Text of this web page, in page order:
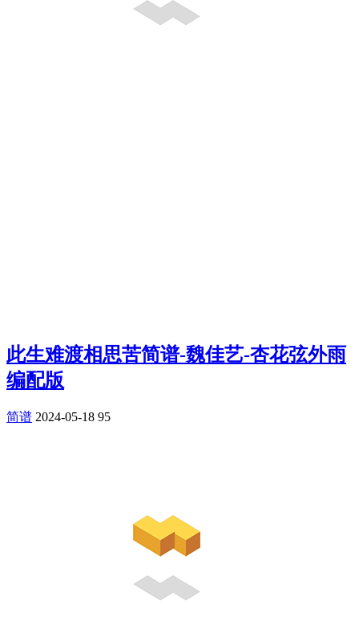
此生难渡相思苦简谱-魏佳艺-杏花弦外雨
编配版
简谱 2024-05-18 95